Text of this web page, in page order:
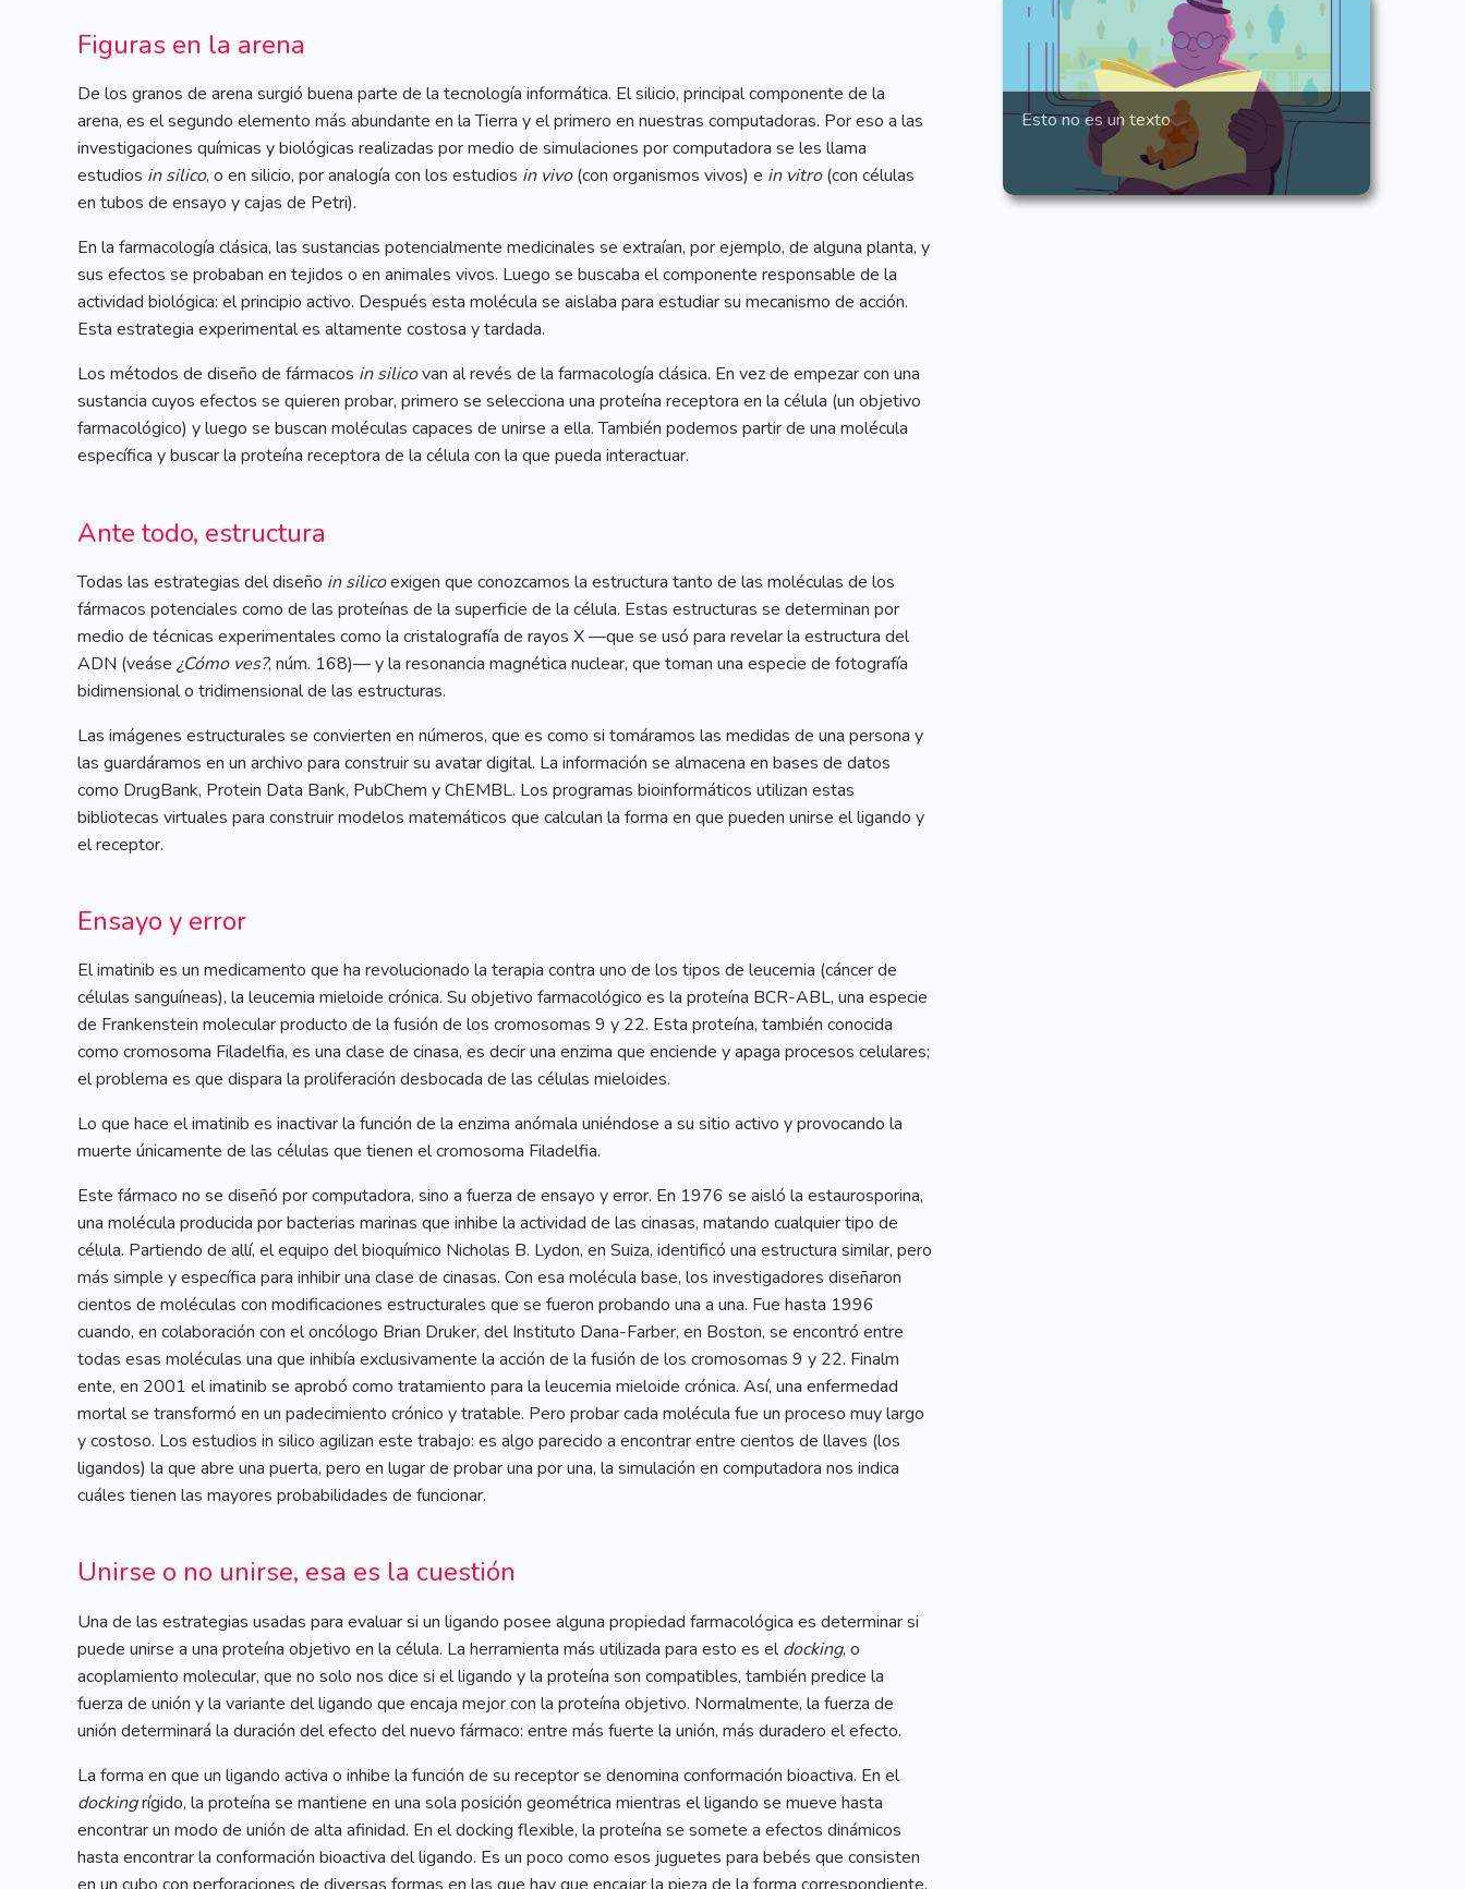
Figuras en la arena
De los granos de arena surgió buena parte de la tecnología informática. El silicio, principal componente de la
arena, es el segundo elemento más abundante en la Tierra y el primero en nuestras computadoras. Por eso a las
investigaciones químicas y biológicas realizadas por medio de simulaciones por computadora se les llama
estudios in silico, o en silicio, por analogía con los estudios in vivo(con organismos vivos) e in vitro(con células
en tubos de ensayo y cajas de Petri).
En la farmacología clásica, las sustancias potencialmente medicinales se extraían, por ejemplo, de alguna planta, y
sus efectos se probaban en tejidos o en animales vivos. Luego se buscaba el componente responsable de la
actividad biológica: el principio activo. Después esta molécula se aislaba para estudiar su mecanismo de acción.
Esta estrategia experimental es altamente costosa y tardada.
Los métodos de diseño de fármacos in silicovan al revés de la farmacología clásica. En vez de empezar con una
sustancia cuyos efectos se quieren probar, primero se selecciona una proteína receptora en la célula (un objetivo
farmacológico) y luego se buscan moléculas capaces de unirse a ella. También podemos partir de una molécula
específica y buscar la proteína receptora de la célula con la que pueda interactuar.
Ante todo, estructura
Todas las estrategias del diseño in silicoexigen que conozcamos la estructura tanto de las moléculas de los
fármacos potenciales como de las proteínas de la superficie de la célula. Estas estructuras se determinan por
medio de técnicas experimentales como la cristalografía de rayos X —que se usó para revelar la estructura del
ADN (veáse ¿Cómo ves?, núm. 168)— y la resonancia magnética nuclear, que toman una especie de fotografía
bidimensional o tridimensional de las estructuras.
Las imágenes estructurales se convierten en números, que es como si tomáramos las medidas de una persona y
las guardáramos en un archivo para construir su avatar digital. La información se almacena en bases de datos
como DrugBank, Protein Data Bank, PubChem y ChEMBL. Los programas bioinformáticos utilizan estas
bibliotecas virtuales para construir modelos matemáticos que calculan la forma en que pueden unirse el ligando y
el receptor.
Ensayo y error
El imatinib es un medicamento que ha revolucionado la terapia contra uno de los tipos de leucemia (cáncer de
células sanguíneas), la leucemia mieloide crónica. Su objetivo farmacológico es la proteína BCR-ABL, una especie
de Frankenstein molecular producto de la fusión de los cromosomas 9 y 22. Esta proteína, también conocida
como cromosoma Filadelfia, es una clase de cinasa, es decir una enzima que enciende y apaga procesos celulares;
el problema es que dispara la proliferación desbocada de las células mieloides.
Lo que hace el imatinib es inactivar la función de la enzima anómala uniéndose a su sitio activo y provocando la
muerte únicamente de las células que tienen el cromosoma Filadelfia.
Este fármaco no se diseñó por computadora, sino a fuerza de ensayo y error. En 1976 se aisló la estaurosporina,
una molécula producida por bacterias marinas que inhibe la actividad de las cinasas, matando cualquier tipo de
célula. Partiendo de allí, el equipo del bioquímico Nicholas B. Lydon, en Suiza, identificó una estructura similar, pero
más simple y específica para inhibir una clase de cinasas. Con esa molécula base, los investigadores diseñaron
cientos de moléculas con modificaciones estructurales que se fueron probando una a una. Fue hasta 1996
cuando, en colaboración con el oncólogo Brian Druker, del Instituto Dana-Farber, en Boston, se encontró entre
todas esas moléculas una que inhibía exclusivamente la acción de la fusión de los cromosomas 9 y 22. Finalm
ente, en 2001 el imatinib se aprobó como tratamiento para la leucemia mieloide crónica. Así, una enfermedad
mortal se transformó en un padecimiento crónico y tratable. Pero probar cada molécula fue un proceso muy largo
y costoso. Los estudios in silico agilizan este trabajo: es algo parecido a encontrar entre cientos de llaves (los
ligandos) la que abre una puerta, pero en lugar de probar una por una, la simulación en computadora nos indica
cuáles tienen las mayores probabilidades de funcionar.
Unirse o no unirse, esa es la cuestión
Una de las estrategias usadas para evaluar si un ligando posee alguna propiedad farmacológica es determinar si
puede unirse a una proteína objetivo en la célula. La herramienta más utilizada para esto es eldocking, o
acoplamiento molecular, que no solo nos dice si el ligando y la proteína son compatibles, también predice la
fuerza de unión y la variante del ligando que encaja mejor con la proteína objetivo. Normalmente, la fuerza de
unión determinará la duración del efecto del nuevo fármaco: entre más fuerte la unión, más duradero el efecto.
La forma en que un ligando activa o inhibe la función de su receptor se denomina conformación bioactiva. En el
dockingrígido, la proteína se mantiene en una sola posición geométrica mientras el ligando se mueve hasta
encontrar un modo de unión de alta afinidad. En el docking flexible, la proteína se somete a efectos dinámicos
hasta encontrar la conformación bioactiva del ligando. Es un poco como esos juguetes para bebés que consisten
en un cubo con perforaciones de diversas formas en las que hay que encajar la pieza de la forma correspondiente.
Esto no es un texto